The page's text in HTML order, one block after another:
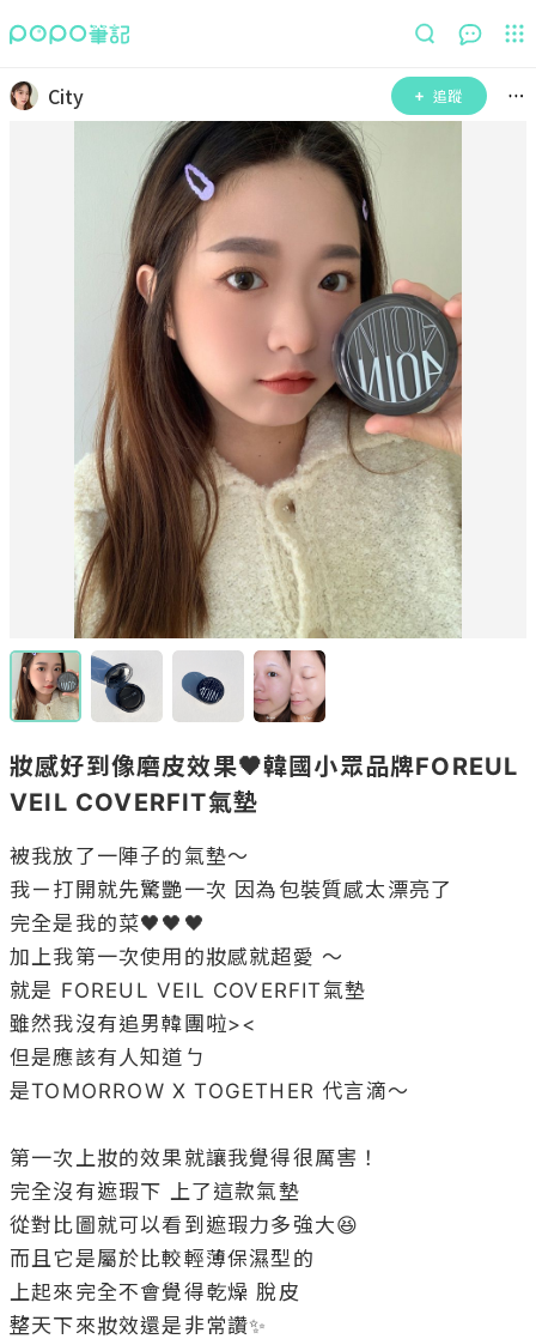
City 追蹤
妝感好到像磨皮效果🖤韓國小眾品牌FOREUL
VEIL COVERFIT氣墊
被我放了一陣子的氣墊～
我ㄧ打開就先驚艷一次 因為包裝質感太漂亮了
完全是我的菜🖤🖤🖤
加上我第一次使用的妝感就超愛 ～
就是 FOREUL VEIL COVERFIT氣墊
雖然我沒有追男韓團啦><
但是應該有人知道ㄅ
是TOMORROW X TOGETHER 代言滴～
第一次上妝的效果就讓我覺得很厲害！
完全沒有遮瑕下 上了這款氣墊
從對比圖就可以看到遮瑕力多強大😆
而且它是屬於比較輕薄保濕型的
上起來完全不會覺得乾燥 脫皮
整天下來妝效還是非常讚✨